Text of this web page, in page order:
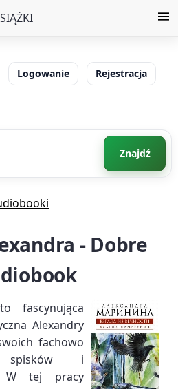
Logowanie Rejestracja
Znajdź
- Dobre
fascynująca
Alexandry
fachowo
spisków i
W tej pracy